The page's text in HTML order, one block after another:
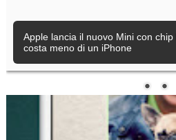
Apple lancia il nuovo Mini con
costa meno di un iPhone